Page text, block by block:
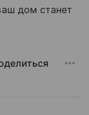
дом станет